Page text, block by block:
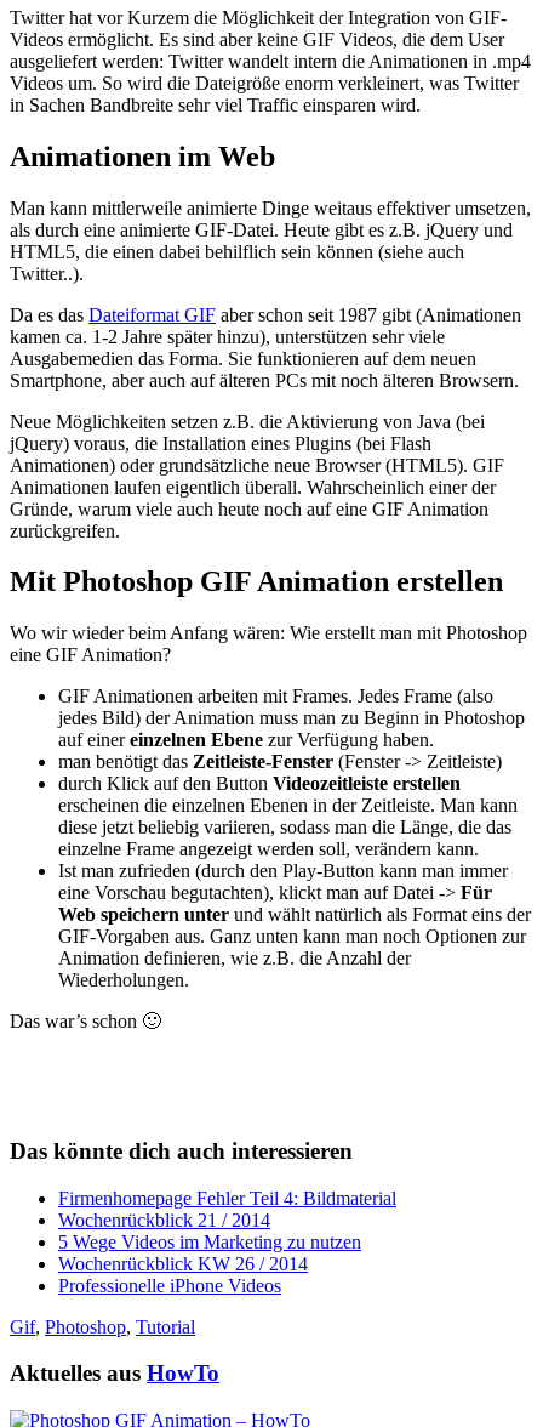
Twitter hat vor Kurzem die Möglichkeit der Integration von GIF-
Videos ermöglicht. Es sind aber keine GIF Videos, die dem User
ausgeliefert werden: Twitter wandelt intern die Animationen in .mp4
Videos um. So wird die Dateigröße enorm verkleinert, was Twitter
in Sachen Bandbreite sehr viel Traffic einsparen wird.
Animationen im Web
Man kann mittlerweile animierte Dinge weitaus effektiver umsetzen,
als durch eine animierte GIF-Datei. Heute gibt es z.B. jQuery und
HTML5, die einen dabei behilflich sein können (siehe auch
Twitter..).
Da es das Dateiformat GIF aber schon seit 1987 gibt (Animationen
kamen ca. 1-2 Jahre später hinzu), unterstützen sehr viele
Ausgabemedien das Forma. Sie funktionieren auf dem neuen
Smartphone, aber auch auf älteren PCs mit noch älteren Browsern.
Neue Möglichkeiten setzen z.B. die Aktivierung von Java (bei
jQuery) voraus, die Installation eines Plugins (bei Flash
Animationen) oder grundsätzliche neue Browser (HTML5). GIF
Animationen laufen eigentlich überall. Wahrscheinlich einer der
Gründe, warum viele auch heute noch auf eine GIF Animation
zurückgreifen.
Mit Photoshop GIF Animation erstellen
Wo wir wieder beim Anfang wären: Wie erstellt man mit Photoshop
eine GIF Animation?
GIF Animationen arbeiten mit Frames. Jedes Frame (also
jedes Bild) der Animation muss man zu Beginn in Photoshop
auf einereinzelnen Ebene zur Verfügung haben.
man benötigt das Zeitleiste-Fenster (Fenster -> Zeitleiste)
durch Klick auf den Button Videozeitleiste erstellen
erscheinen die einzelnen Ebenen in der Zeitleiste. Man kann
diese jetzt beliebig variieren, sodass man die Länge, die das
einzelne Frame angezeigt werden soll, verändern kann.
Ist man zufrieden (durch den Play-Button kann man immer
eine Vorschau begutachten), klickt man auf Datei -> Für
Web speichern unter und wählt natürlich als Format eins der
GIF-Vorgaben aus. Ganz unten kann man noch Optionen zur
Animation definieren, wie z.B. die Anzahl der
Wiederholungen.
Das war’s schon 🙂
Das könnte dich auch interessieren
Firmenhomepage Fehler Teil 4: Bildmaterial
Wochenrückblick 21 / 2014
5 Wege Videos im Marketing zu nutzen
Wochenrückblick KW 26 / 2014
Professionelle iPhone Videos
Gif, Photoshop, Tutorial
Aktuelles aus HowTo